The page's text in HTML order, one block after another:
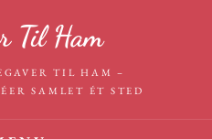
Til Ham
TIL HAM –
SAMLET ÉT STED